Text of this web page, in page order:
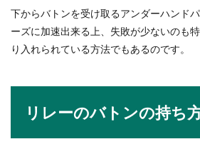
すすめの入れ物
小銭貯金をするには貯
いませんか？そんなこ
体育の授業は何
下からバトンを受け取るアンダーハンド
ーズに加速出来る上、失敗が少ないのも
り入れられている方法でもあるのです。
リレーのバトンの持ち